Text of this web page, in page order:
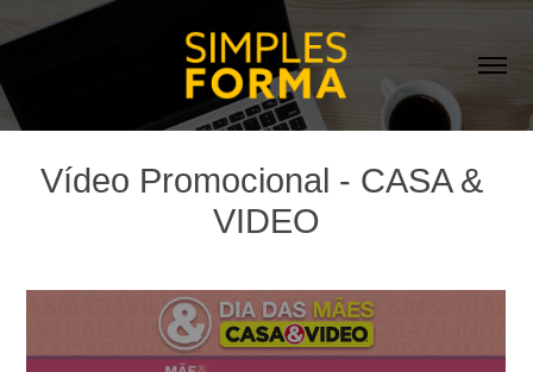
Vídeo Promocional - CASA &
VIDEO